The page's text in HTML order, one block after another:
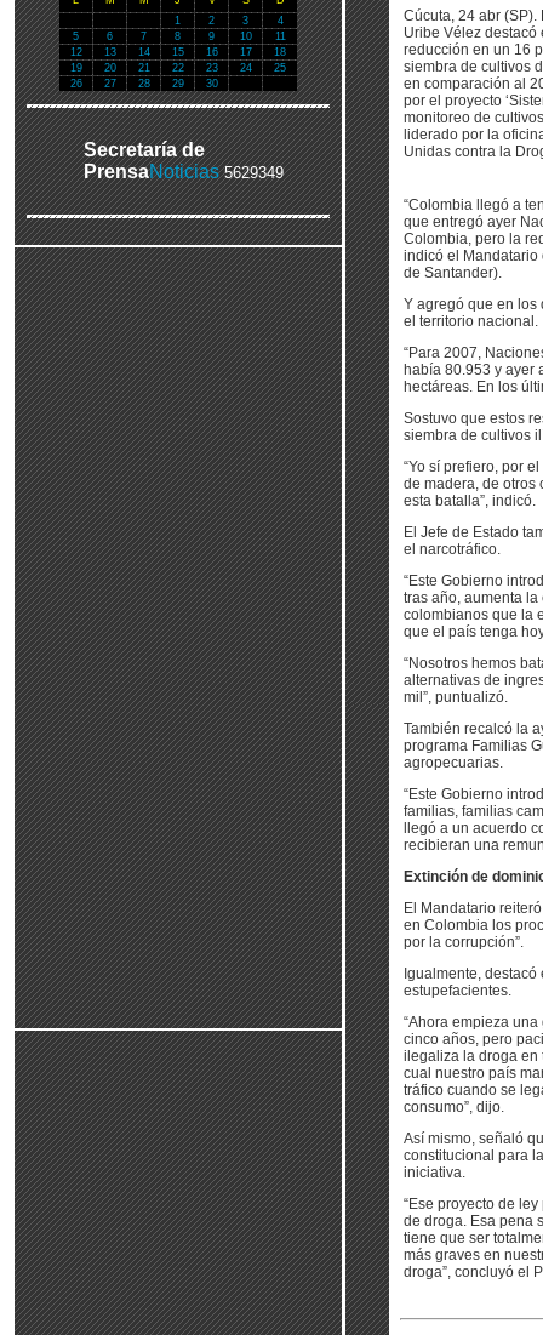
1
2 3
4
5
6 7 8 9 10
11
12
13 14 15 16 17
18
19
20 21 22 23 24
25
26
27 28 29 30
Secretaría de
PrensaNoticias 5629349
Cúcuta, 24 abr
Uribe Vélez destacó
reducción en un 16
siembra de cultivos
en comparación al
por el proyecto
monitoreo de
liderado por la
Unidas contra la
“Colombia llegó a
que entregó ayer
Colombia, pero la
indicó el Mandatario
de Santander).
Y agregó que en los
el territorio nacional.
“Para 2007,
había 80.953 y ayer
hectáreas. En los
Sostuvo que estos
siembra de cultivos
“Yo sí prefiero, por
de madera, de otros
esta batalla”, indicó.
El Jefe de Estado
el narcotráfico.
“Este Gobierno
tras año, aumenta
colombianos que la
que el país tenga
“Nosotros hemos
alternativas de
mil”, puntualizó.
También recalcó la
programa Familias
agropecuarias.
“Este Gobierno
familias, familias
llegó a un acuerdo
recibieran una
Extinción de
El Mandatario
en Colombia los
por la corrupción”.
Igualmente,
estupefacientes.
“Ahora empieza
cinco años, pero
ilegaliza la droga en
cual nuestro país
tráfico cuando se
consumo”, dijo.
Así mismo, señaló
constitucional para
iniciativa.
“Ese proyecto de
de droga. Esa pena
tiene que ser
más graves en
droga”, concluyó el